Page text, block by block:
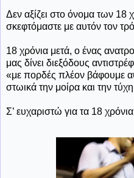
Δεν αξίζει στο όνομα των 18
σκεφτόμαστε με αυτόν τον
18 χρόνια μετά, ο ένας
μας δίνει διεξόδους
«με πορδές πλέον βάφουμε
στωικά την μοίρα και την
Σ’ ευχαριστώ για τα 18